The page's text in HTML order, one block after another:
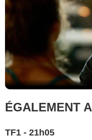
ÉGALEMENT
TF1 - 21h05